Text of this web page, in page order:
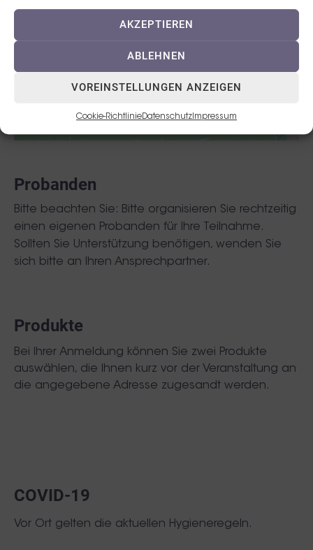
AKZEPTIEREN
ABLEHNEN
VOREINSTELLUNGEN ANZEIGEN
Cookie-RichtlinieDatenschutz Impressum
Google maps zu aktivieren
Probanden
Bitte beachten Sie: Bitte organisieren Sie rechtzeitig
einen eigenen Probanden für Ihre Teilnahme.
Sollten Sie Unterstützung benötigen, wenden Sie
sich bitte an Ihren Ansprechpartner.
Produkte
Bei Ihrer Anmeldung können Sie zwei Produkte
auswählen, die Ihnen kurz vor der Veranstaltung an
die angegebene Adresse zugesandt werden.
COVID-19
Vor Ort gelten die aktuellen Hygieneregeln.